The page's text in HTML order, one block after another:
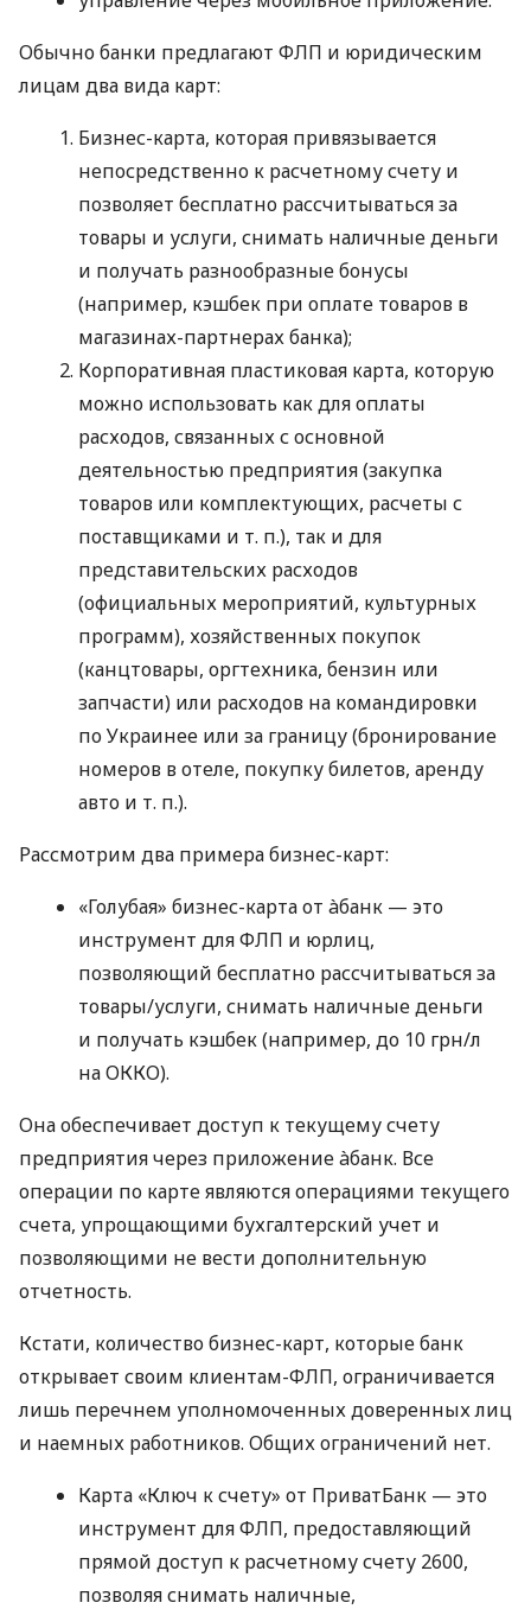
Обычно банки предлагают ФЛП и юридическим
лицам два вида карт:
Бизнес-карта, которая привязывается
непосредственно к расчетному счету и
позволяет бесплатно рассчитываться за
товары и услуги, снимать наличные деньги
и получать разнообразные бонусы
(например, кэшбек при оплате товаров в
магазинах-партнерах банка);
Корпоративная пластиковая карта, которую
можно использовать как для оплаты
расходов, связанных с основной
деятельностью предприятия (закупка
товаров или комплектующих, расчеты с
поставщиками и т. п.), так и для
представительских расходов
(официальных мероприятий, культурных
программ), хозяйственных покупок
(канцтовары, оргтехника, бензин или
запчасти) или расходов на командировки
по Украинее или за границу (бронирование
номеров в отеле, покупку билетов, аренду
авто и т. п.).
Рассмотрим два примера бизнес-карт:
«Голубая» бизнес-карта от àбанк — это
инструмент для ФЛП и юрлиц,
позволяющий бесплатно рассчитываться за
товары/услуги, снимать наличные деньги
и получать кэшбек (например, до 10 грн/л
на ОККО).
Она обеспечивает доступ к текущему счету
предприятия через приложение àбанк. Все
операции по карте являются операциями текущего
счета, упрощающими бухгалтерский учет и
позволяющими не вести дополнительную
отчетность.
Кстати, количество бизнес-карт, которые банк
открывает своим клиентам-ФЛП, ограничивается
лишь перечнем уполномоченных доверенных лиц
и наемных работников. Общих ограничений нет.
Карта «Ключ к счету» от ПриватБанк — это
инструмент для ФЛП, предоставляющий
прямой доступ к расчетному счету 2600,
позволяя снимать наличные,